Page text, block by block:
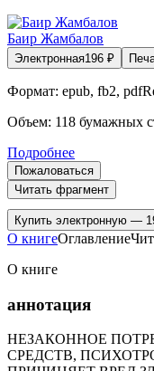
Баир Жамбалов
Электронная196 ₽
Формат: epub, fb2,
Объем: 118 бумажных
Подробнее
Пожаловаться
Читать фрагмент
Купить электронную —
О книгеОглавление
О книге
аннотация
НЕЗАКОННОЕ
СРЕДСТВ,